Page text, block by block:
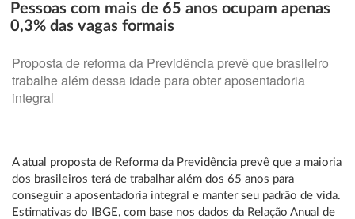
Pessoas com mais de 65 anos ocupam apenas
0,3% das vagas formais
Proposta de reforma da Previdência prevê que brasileiro
trabalhe além dessa idade para obter aposentadoria
integral
A atual proposta de Reforma da Previdência prevê que a maioria
dos brasileiros terá de trabalhar além dos 65 anos para
conseguir a aposentadoria integral e manter seu padrão de vida.
Estimativas do IBGE, com base nos dados da Relação Anual de